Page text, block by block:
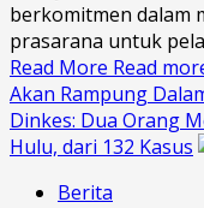
berkomitmen dalam
prasarana untuk
Read More Read
Akan Rampung
Dinkes: Dua Orang
Hulu, dari 132 Kasus
Berita